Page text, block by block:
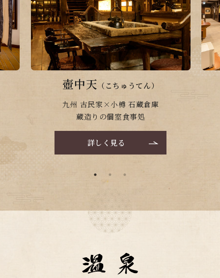
壺中天 （こちゅうてん）
九州 古民家×小樽 石蔵倉庫
蔵造りの個室食事処
詳しく見る